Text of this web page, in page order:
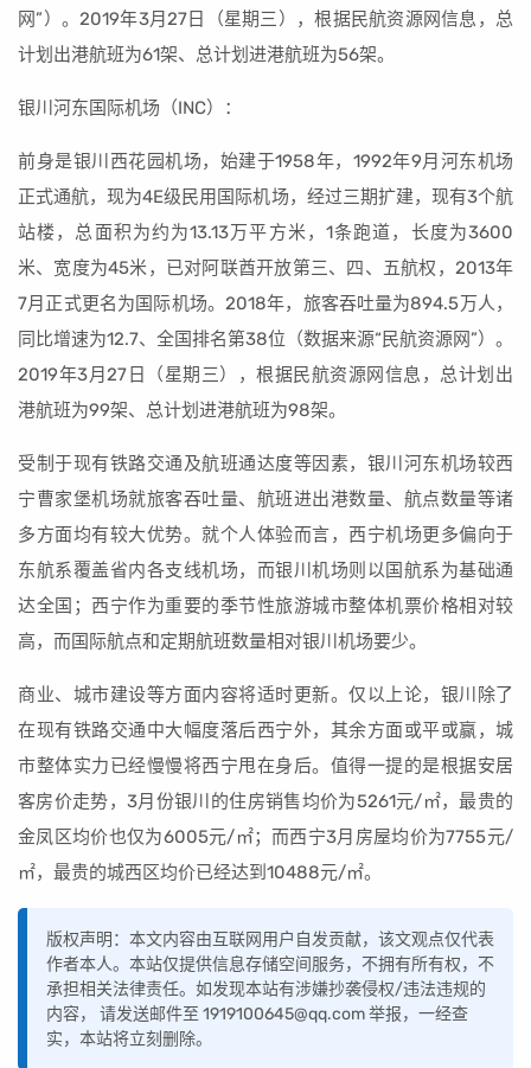
网”）。2019年3月27日（星期三），根据民航资源网信息，总
计划出港航班为61架、总计划进港航班为56架。
银川河东国际机场（INC）：
前身是银川西花园机场，始建于1958年，1992年9月河东机场
正式通航，现为4E级民用国际机场，经过三期扩建，现有3个航
站楼，总面积为约为13.13万平方米，1条跑道，长度为3600
米、宽度为45米，已对阿联酋开放第三、四、五航权，2013年
7月正式更名为国际机场。2018年，旅客吞吐量为894.5万人，
同比增速为12.7、全国排名第38位（数据来源“民航资源网”）。
2019年3月27日（星期三），根据民航资源网信息，总计划出
港航班为99架、总计划进港航班为98架。
受制于现有铁路交通及航班通达度等因素，银川河东机场较西
宁曹家堡机场就旅客吞吐量、航班进出港数量、航点数量等诸
多方面均有较大优势。就个人体验而言，西宁机场更多偏向于
东航系覆盖省内各支线机场，而银川机场则以国航系为基础通
达全国；西宁作为重要的季节性旅游城市整体机票价格相对较
高，而国际航点和定期航班数量相对银川机场要少。
商业、城市建设等方面内容将适时更新。仅以上论，银川除了
在现有铁路交通中大幅度落后西宁外，其余方面或平或赢，城
市整体实力已经慢慢将西宁甩在身后。值得一提的是根据安居
客房价走势，3月份银川的住房销售均价为5261元/㎡，最贵的
金凤区均价也仅为6005元/㎡；而西宁3月房屋均价为7755元/
㎡，最贵的城西区均价已经达到10488元/㎡。
版权声明：本文内容由互联网用户自发贡献，该文观点仅代表
作者本人。本站仅提供信息存储空间服务，不拥有所有权，不
承担相关法律责任。如发现本站有涉嫌抄袭侵权/违法违规的
内容， 请发送邮件至 1919100645@qq.com 举报，一经查
实，本站将立刻删除。